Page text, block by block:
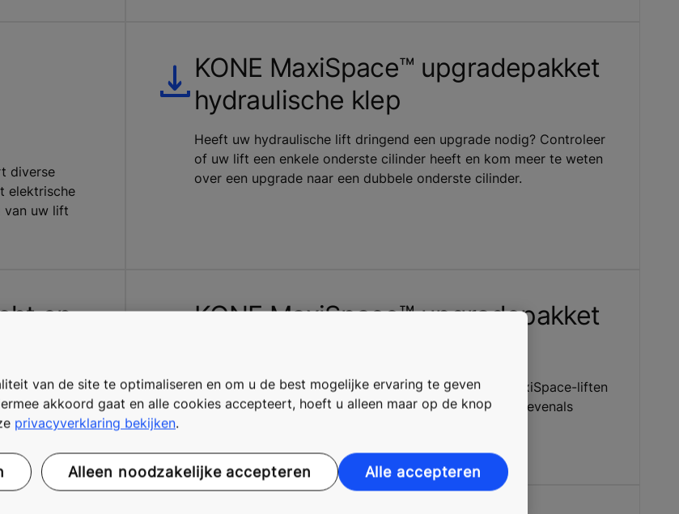
diverse
elektrische
van uw lift
KONE MaxiSpace™ upgradepakket
hydraulische klep
Heeft uw hydraulische lift dringend een upgrade nodig? Controleer
of uw lift een enkele onderste cilinder heeft en kom meer te weten
over een upgrade naar een dubbele onderste cilinder.
en
en
KONE MaxiSpace™ upgradepakket
Ons geluiddempingspakket voor bestaande KONE MaxiSpace-liften
bestaat uit nieuwe leischijven en geleiderrailklemmen, evenals
van de site te optimaliseren en om u de best mogelijke ervaring te geven
akkoord gaat en alle cookies accepteert, hoeft u alleen maar op de knop
privacyverklaring bekijken.
Alleen noodzakelijke accepteren Alle accepteren